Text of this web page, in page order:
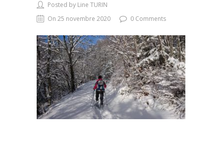
Posted by Line TURIN
On 25 novembre 2020
0 Comments